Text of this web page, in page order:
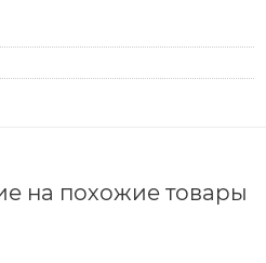
на похожие товары